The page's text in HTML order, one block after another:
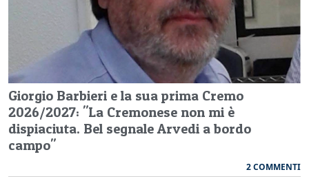
Giorgio Barbieri e la sua prima Cremo
2026/2027: "La Cremonese non mi è
dispiaciuta. Bel segnale Arvedi a bordo
campo"
2 COMMENTI